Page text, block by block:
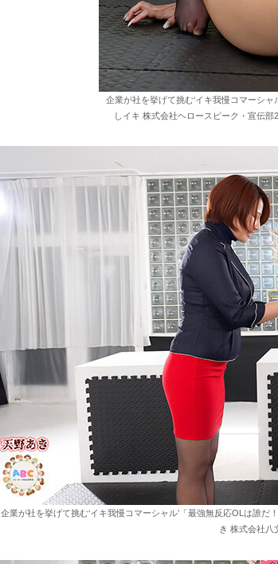
企業が社を挙げて挑む‘イキ我慢コマーシ
しイキ 株式会社ヘロースピーク・宣伝
企業が社を挙げて挑む‘イキ我慢コマーシャル’「最強無反応OLは誰
き 株式会社八